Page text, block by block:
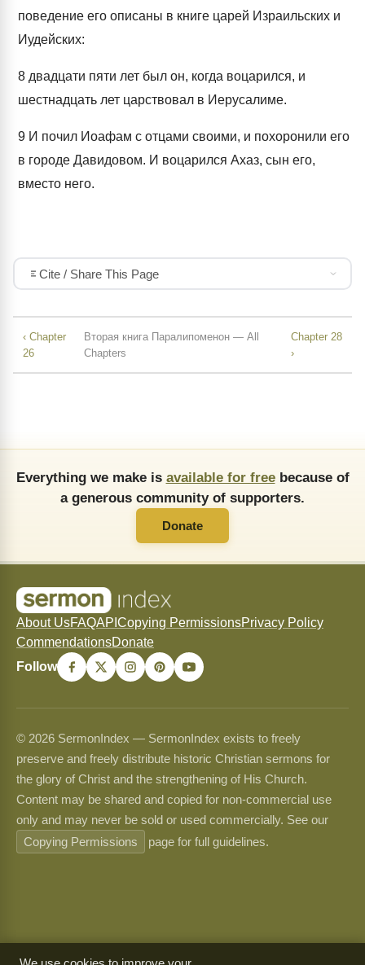
поведение его описаны в книге царей Израильских и
Иудейских:
8 двадцати пяти лет был он, когда воцарился, и
шестнадцать лет царствовал в Иерусалиме.
9 И почил Иоафам с отцами своими, и похоронили его
в городе Давидовом. И воцарился Ахаз, сын его,
вместо него.
Cite / Share This Page
‹ Chapter
26
Вторая книга Паралипоменон — All
Chapters
Chapter 28
›
Everything we make is available for freebecause of
a generous community of supporters.
Donate
About UsFAQAPI Copying PermissionsPrivacy Policy
CommendationsDonate
Follow
© 2026 SermonIndex — SermonIndex exists to freely
preserve and freely distribute historic Christian sermons for
the glory of Christ and the strengthening of His Church.
Content may be shared and copied for non-commercial use
only and may never be sold or used commercially. See our
Copying Permissions
page for full guidelines.